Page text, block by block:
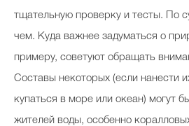
тщательную проверку и тесты. По
чем. Куда важнее задуматься о
примеру, советуют обращать
Составы некоторых (если нанести
купаться в море или океан) могут
жителей воды, особенно